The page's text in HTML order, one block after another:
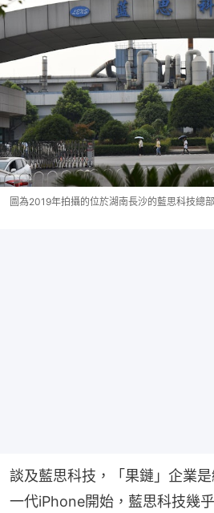
圖為2019年拍攝的位於湖南長沙的藍思科技總部
談及藍思科技，「果鏈」企業
一代iPhone開始，藍思科技幾